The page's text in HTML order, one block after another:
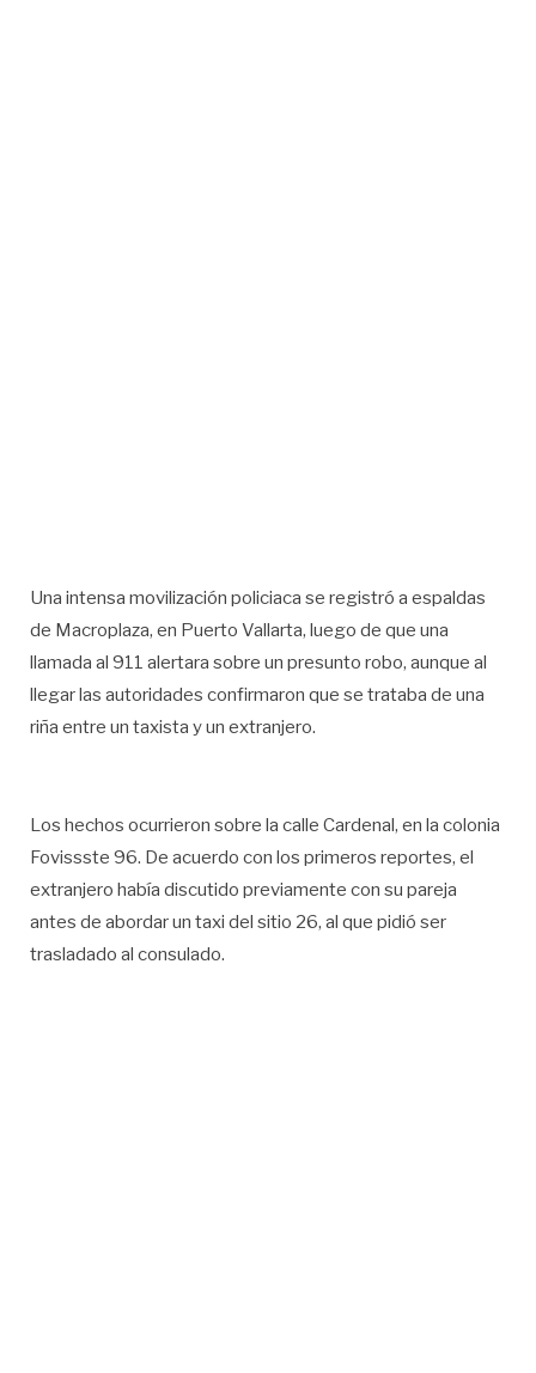
Una intensa movilización policiaca se registró a espaldas
de Macroplaza, en Puerto Vallarta, luego de que una
llamada al 911 alertara sobre un presunto robo, aunque al
llegar las autoridades confirmaron que se trataba de una
riña entre un taxista y un extranjero.
Los hechos ocurrieron sobre la calle Cardenal, en la colonia
Fovissste 96. De acuerdo con los primeros reportes, el
extranjero había discutido previamente con su pareja
antes de abordar un taxi del sitio 26, al que pidió ser
trasladado al consulado.